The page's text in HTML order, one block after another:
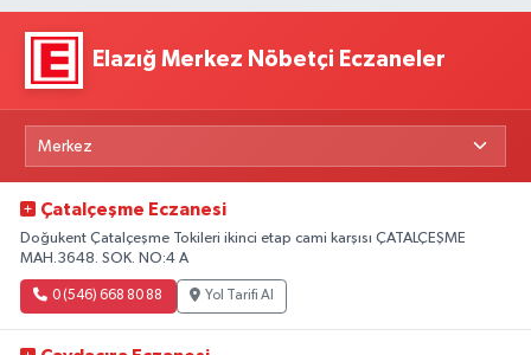
Elazığ Merkez Nöbetçi Eczaneler
Çatalçeşme Eczanesi
Doğukent Çatalçeşme Tokileri ikinci etap cami karşısı ÇATALÇEŞME
MAH.3648. SOK. NO:4 A
0 (546) 668 80 88 Yol Tarifi Al